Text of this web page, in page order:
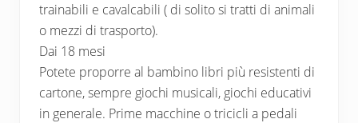
trainabili e cavalcabili ( di solito si tratti di animali
o mezzi di trasporto).
Dai 18 mesi
Potete proporre al bambino libri più resistenti di
cartone, sempre giochi musicali, giochi educativi
in generale. Prime macchine o tricicli a pedali